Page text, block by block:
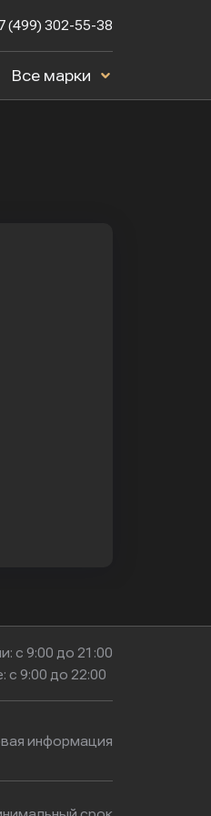
(499) 302-55-38
Все марки
с 9:00 до 21:00
с 9:00 до 22:00
информация